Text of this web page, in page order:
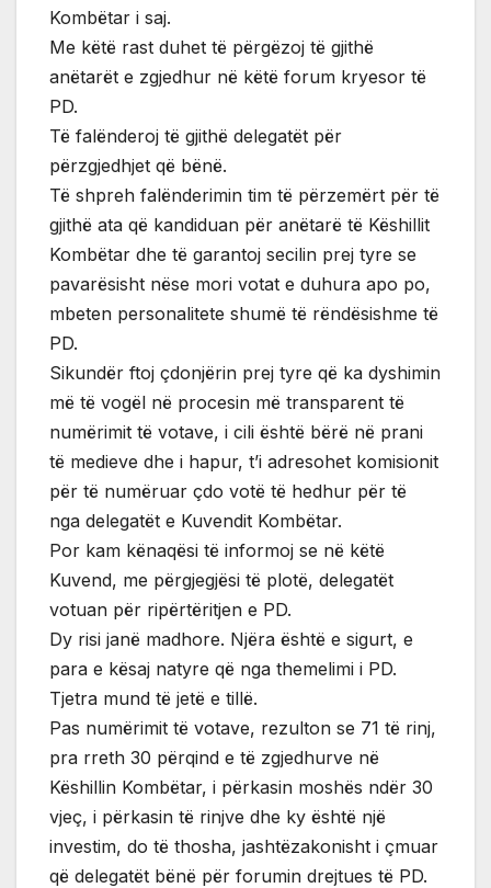
Kombëtar i saj.
Me këtë rast duhet të përgëzoj të gjithë
anëtarët e zgjedhur në këtë forum kryesor të
PD.
Të falënderoj të gjithë delegatët për
përzgjedhjet që bënë.
Të shpreh falënderimin tim të përzemërt për të
gjithë ata që kandiduan për anëtarë të Këshillit
Kombëtar dhe të garantoj secilin prej tyre se
pavarësisht nëse mori votat e duhura apo po,
mbeten personalitete shumë të rëndësishme të
PD.
Sikundër ftoj çdonjërin prej tyre që ka dyshimin
më të vogël në procesin më transparent të
numërimit të votave, i cili është bërë në prani
të medieve dhe i hapur, t’i adresohet komisionit
për të numëruar çdo votë të hedhur për të
nga delegatët e Kuvendit Kombëtar.
Por kam kënaqësi të informoj se në këtë
Kuvend, me përgjegjësi të plotë, delegatët
votuan për ripërtëritjen e PD.
Dy risi janë madhore. Njëra është e sigurt, e
para e kësaj natyre që nga themelimi i PD.
Tjetra mund të jetë e tillë.
Pas numërimit të votave, rezulton se 71 të rinj,
pra rreth 30 përqind e të zgjedhurve në
Këshillin Kombëtar, i përkasin moshës ndër 30
vjeç, i përkasin të rinjve dhe ky është një
investim, do të thosha, jashtëzakonisht i çmuar
që delegatët bënë për forumin drejtues të PD.